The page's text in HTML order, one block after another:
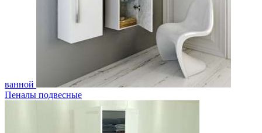
ванной
Пеналы подвесные